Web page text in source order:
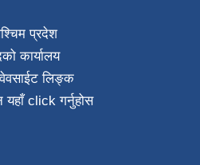
प्रदेश
कार्यालय
लिङ्क
यहाँ click गर्नुहोस